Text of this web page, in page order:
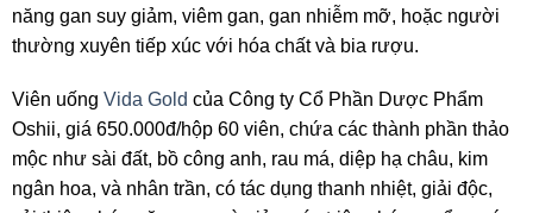
năng gan suy giảm, viêm gan, gan nhiễm mỡ, hoặc người
thường xuyên tiếp xúc với hóa chất và bia rượu.
Viên uống Vida Gold của Công ty Cổ Phần Dược Phẩm
Oshii, giá 650.000đ/hộp 60 viên, chứa các thành phần thảo
mộc như sài đất, bồ công anh, rau má, diệp hạ châu, kim
ngân hoa, và nhân trần, có tác dụng thanh nhiệt, giải độc,